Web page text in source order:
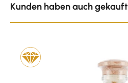
Kunden haben auch gekauft